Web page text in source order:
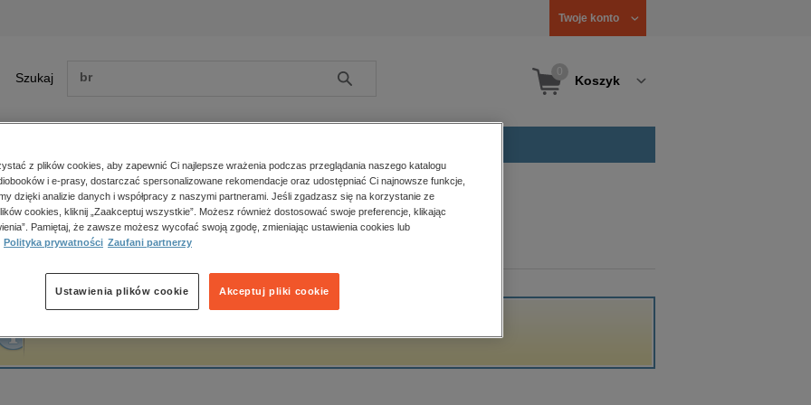
Twoje konto
Szukaj Szukaj Koszyk
Zobacz wszystkie E-prasa
polityka, społeczno-informacyjne
psychologiczne
popularno-naukowe
historia
główna Goethe Johann Wolfgang
Johann Wolfgang
z plików cookies, aby zapewnić Ci najlepsze wrażenia podczas przeglądania naszego katalogu
i e-prasy, dostarczać spersonalizowane rekomendacje oraz udostępniać Ci najnowsze funkcje,
dzięki analizie danych i współpracy z naszymi partnerami. Jeśli zgadzasz się na korzystanie ze
cookies, kliknij „Zaakceptuj wszystkie”. Możesz również dostosować swoje preferencje, klikając
Pamiętaj, że zawsze możesz wycofać swoją zgodę, zmieniając ustawienia cookies lub
Polityka prywatności Zaufani partnerzy
Akceptuj pliki cookie
Ustawienia plików cookie